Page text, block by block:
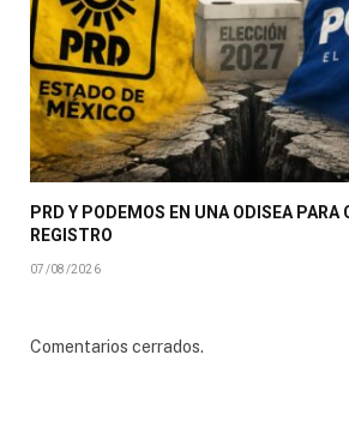
PRD Y PODEMOS EN UNA ODISEA PARA
REGISTRO
07/08/2026
Comentarios cerrados.